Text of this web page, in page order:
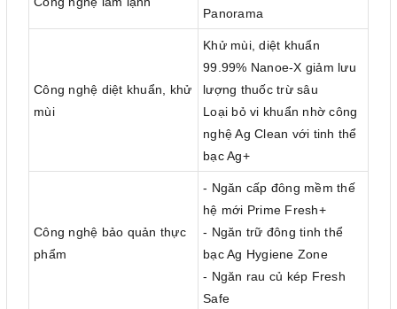
Panorama
Công nghệ diệt khuẩn, khử
mùi
Khử mùi, diệt khuẩn
99.99% Nanoe-X giảm lưu
lượng thuốc trừ sâu
Loại bỏ vi khuẩn nhờ công
nghệ Ag Clean với tinh thể
bạc Ag+
Công nghệ bảo quản thực
phẩm
- Ngăn cấp đông mềm thế
hệ mới Prime Fresh+
- Ngăn trữ đông tinh thể
bạc Ag Hygiene Zone
- Ngăn rau củ kép Fresh
Safe